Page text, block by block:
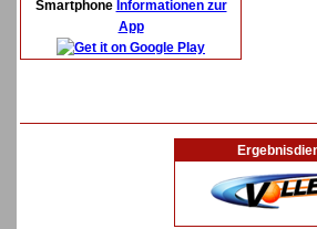
Smartphone Informationen zur
App